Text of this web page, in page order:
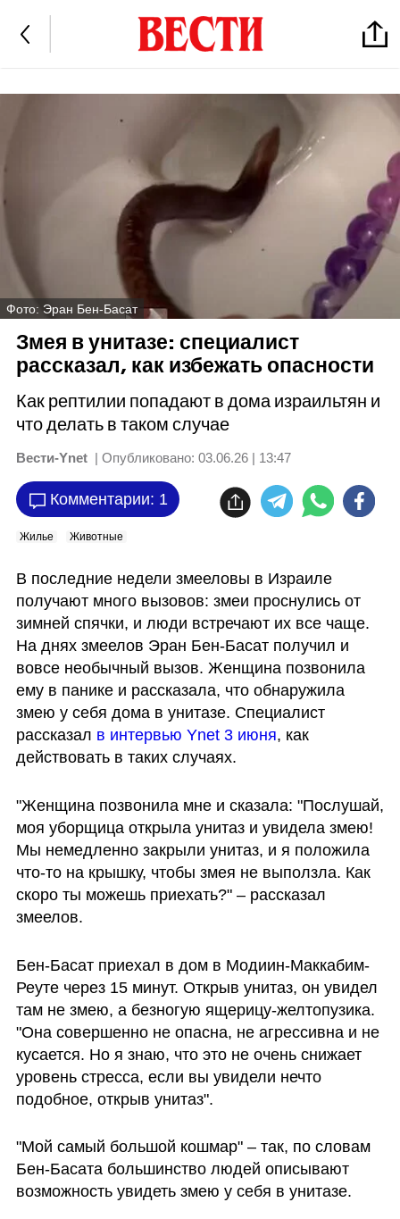
Фото: Эран Бен-Басат
Змея в унитазе: специалист
рассказал, как избежать опасности
Как рептилии попадают в дома израильтян и
что делать в таком случае
Вести-Ynet | Опубликовано: 03.06.26 | 13:47
Комментарии: 1
Жилье Животные
В последние недели змееловы в Израиле
получают много вызовов: змеи проснулись от
зимней спячки, и люди встречают их все чаще.
На днях змеелов Эран Бен-Басат получил и
вовсе необычный вызов. Женщина позвонила
ему в панике и рассказала, что обнаружила
змею у себя дома в унитазе. Специалист
рассказал в интервью Ynet 3 июня, как
действовать в таких случаях.
"Женщина позвонила мне и сказала: "Послушай,
моя уборщица открыла унитаз и увидела змею!
Мы немедленно закрыли унитаз, и я положила
что-то на крышку, чтобы змея не выползла. Как
скоро ты можешь приехать?" – рассказал
змеелов.
Бен-Басат приехал в дом в Модиин-Маккабим-
Реуте через 15 минут. Открыв унитаз, он увидел
там не змею, а безногую ящерицу-желтопузика.
"Она совершенно не опасна, не агрессивна и не
кусается. Но я знаю, что это не очень снижает
уровень стресса, если вы увидели нечто
подобное, открыв унитаз".
"Мой самый большой кошмар" – так, по словам
Бен-Басата большинство людей описывают
возможность увидеть змею у себя в унитазе.